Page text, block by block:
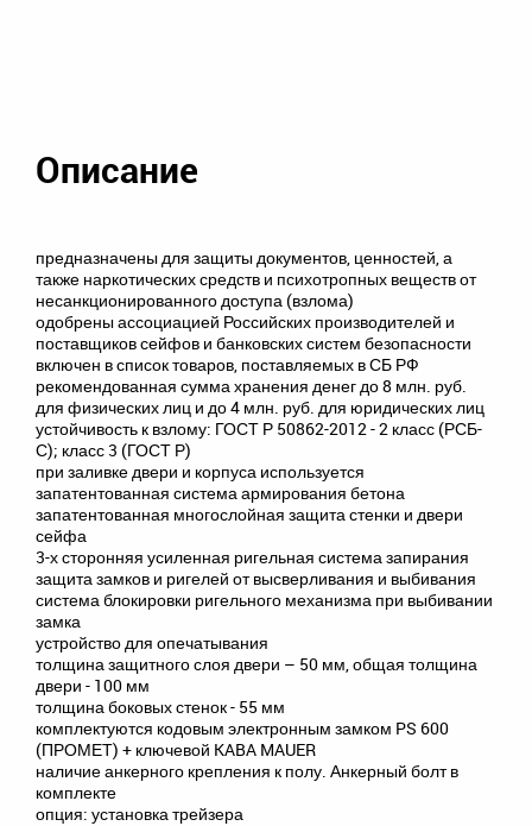
Описание
предназначены для защиты документов, ценностей, а
также наркотических средств и психотропных веществ от
несанкционированного доступа (взлома)
одобрены ассоциацией Российских производителей и
поставщиков сейфов и банковских систем безопасности
включен в список товаров, поставляемых в СБ РФ
рекомендованная сумма хранения денег до 8 млн. руб.
для физических лиц и до 4 млн. руб. для юридических лиц
устойчивость к взлому: ГОСТ Р 50862-2012 - 2 класс (РСБ-
С); класс 3 (ГОСТ Р)
при заливке двери и корпуса используется
запатентованная система армирования бетона
запатентованная многослойная защита стенки и двери
сейфа
3-х сторонняя усиленная ригельная система запирания
защита замков и ригелей от высверливания и выбивания
система блокировки ригельного механизма при выбивании
замка
устройство для опечатывания
толщина защитного слоя двери – 50 мм, общая толщина
двери - 100 мм
толщина боковых стенок - 55 мм
комплектуются кодовым электронным замком PS 600
(ПРОМЕТ) + ключевой KABA MAUER
наличие анкерного крепления к полу. Анкерный болт в
комплекте
опция: установка трейзера